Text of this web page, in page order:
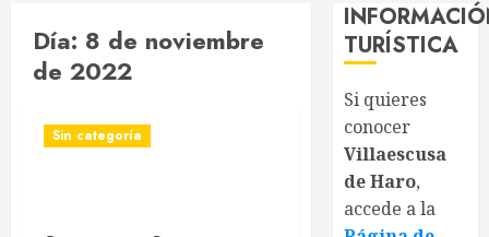
Día: 8 de noviembre
de 2022
Sin categoría
TURÍSTICA
Si quieres
conocer
Villaescusa
de Haro,
accede a la